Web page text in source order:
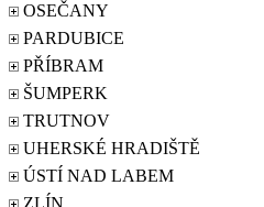
OSEČANY
PARDUBICE
PŘÍBRAM
ŠUMPERK
TRUTNOV
UHERSKÉ HRADIŠTĚ
ÚSTÍ NAD LABEM
ZLÍN